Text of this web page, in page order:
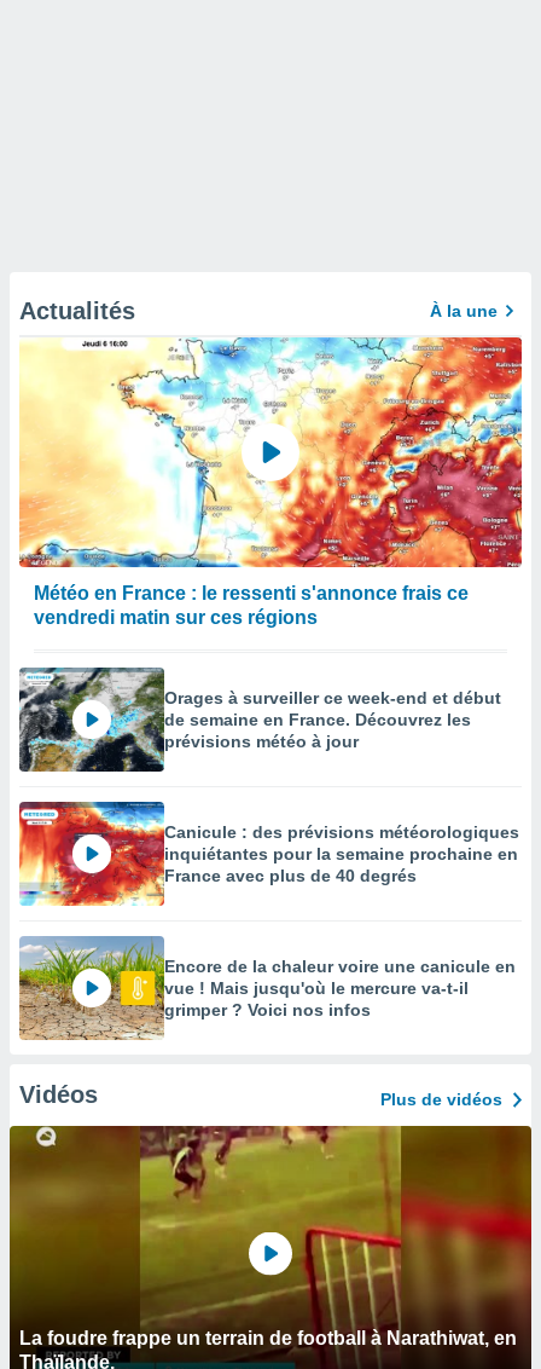
Actualités À la une
Météo en France : le ressenti s'annonce frais ce
vendredi matin sur ces régions
Orages à surveiller ce week-end et début
de semaine en France. Découvrez les
prévisions météo à jour
Canicule : des prévisions météorologiques
inquiétantes pour la semaine prochaine en
France avec plus de 40 degrés
Encore de la chaleur voire une canicule en
vue ! Mais jusqu'où le mercure va-t-il
grimper ? Voici nos infos
Vidéos Plus de vidéos
La foudre frappe un terrain de football à Narathiwat, en
Thaïlande.